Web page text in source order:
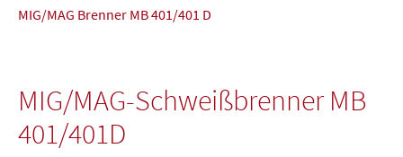
MIG/MAG Brenner MB 401/401 D
MIG/MAG-Schweißbrenner MB
401/401D